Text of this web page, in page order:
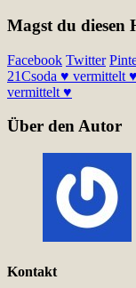
Magst du diesen
Facebook Twitter
21Csoda ♥ vermittelt ♥
vermittelt ♥
Über den Autor
Kontakt